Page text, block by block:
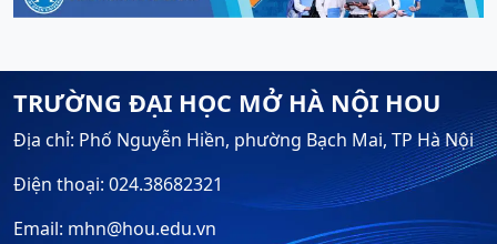
TRƯỜNG ĐẠI HỌC MỞ HÀ NỘI HOU
Địa chỉ: Phố Nguyễn Hiền, phường Bạch Mai, TP Hà Nội
Điện thoại: 024.38682321
Email: mhn@hou.edu.vn